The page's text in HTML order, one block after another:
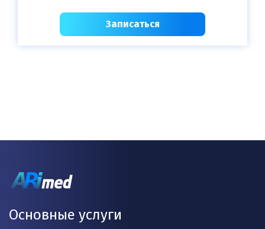
Записаться
Основные услуги